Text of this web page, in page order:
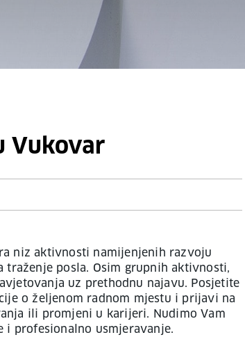
Vukovar
niz aktivnosti namijenjenih razvoju
traženje posla. Osim grupnih aktivnosti,
uz prethodnu najavu. Posjetite
o željenom radnom mjestu i prijavi na
ili promjeni u karijeri. Nudimo Vam
i profesionalno usmjeravanje.